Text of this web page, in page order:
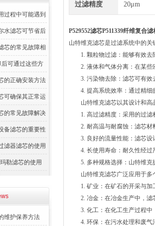
过程中可能遇到
享
水滤芯可节省后
芯的常见故障相
可通过这些方
的正确安装方法
可确保其正常运
的常见故障解决
备滤芯的重要性
滤器滤芯的使用
勒滤芯的使用
维护保养方法
过滤精度 20μm
P529552滤芯P511339纤维复合
山特维克滤芯是过滤系统中的
1. 颗粒物过滤：能够有效去
2. 液体和气体分离：在某些
3. 污染物去除：滤芯可有效
4. 提高系统效率：通过精细
山特维克滤芯以其设计和高
1. 高过滤精度：采用的过滤
2. 耐高温与耐腐蚀：滤芯材
3. 良好的流量性能：滤芯设
4. 长使用寿命：耐久性经过
5. 多种规格选择：山特维克
山特维克滤芯广泛应用于多
1. 矿业：在矿石的开采与加
2. 冶金：在冶金生产中，滤
3. 化工：在化工生产过程中
4. 环保：在污水处理和废气